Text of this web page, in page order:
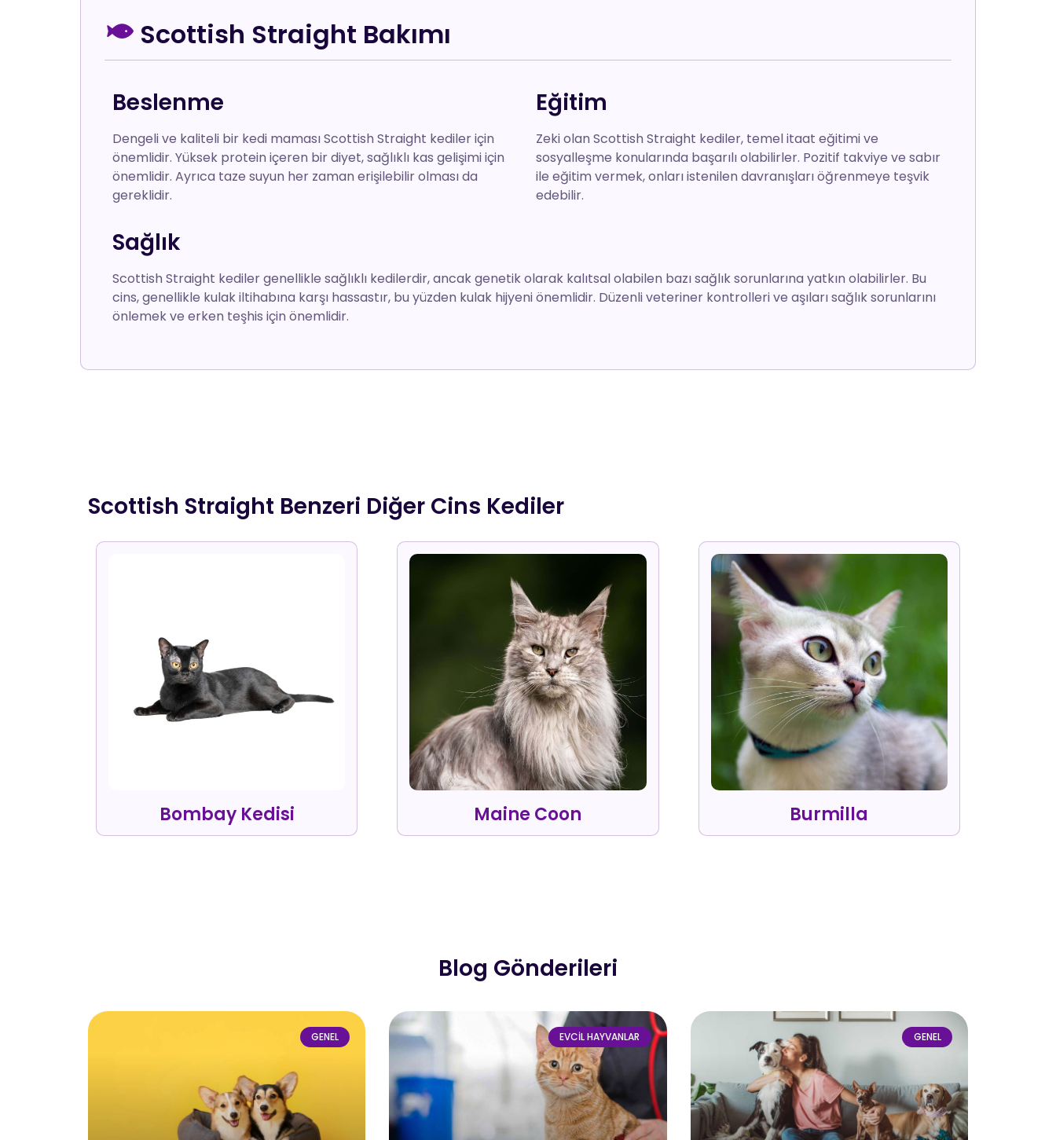
Scottish Straight Bakımı
Beslenme
Dengeli ve kaliteli bir kedi maması Scottish Straight kediler için
önemlidir. Yüksek protein içeren bir diyet, sağlıklı kas gelişimi için
önemlidir. Ayrıca taze suyun her zaman erişilebilir olması da
gereklidir.
Eğitim
Zeki olan Scottish Straight kediler, temel itaat eğitimi ve
sosyalleşme konularında başarılı olabilirler. Pozitif takviye ve sabır
ile eğitim vermek, onları istenilen davranışları öğrenmeye teşvik
edebilir.
Sağlık
Scottish Straight kediler genellikle sağlıklı kedilerdir, ancak genetik olarak kalıtsal olabilen bazı sağlık sorunlarına yatkın olabilirler. Bu
cins, genellikle kulak iltihabına karşı hassastır, bu yüzden kulak hijyeni önemlidir. Düzenli veteriner kontrolleri ve aşıları sağlık sorunlarını
önlemek ve erken teşhis için önemlidir.
Scottish Straight Benzeri Diğer Cins Kediler
Bombay Kedisi Maine Coon Burmilla
Blog Gönderileri
GENEL EVCIL HAYVANLAR GENEL